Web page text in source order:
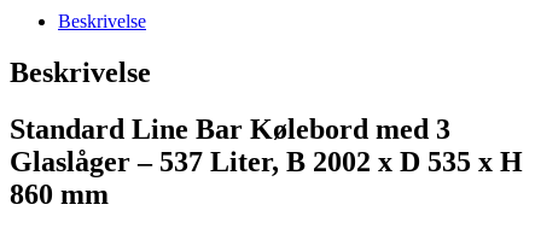
Beskrivelse
Beskrivelse
Standard Line Bar Kølebord med 3
Glaslåger – 537 Liter, B 2002 x D 535 x H
860 mm